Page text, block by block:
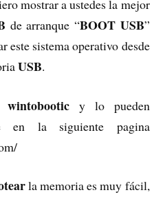
mostrar a ustedes la mejor
de arranque “BOOT USB”
este sistema operativo desde
USB.
wintobooticy lo pueden
en la siguiente pagina
la memoria es muy fácil,